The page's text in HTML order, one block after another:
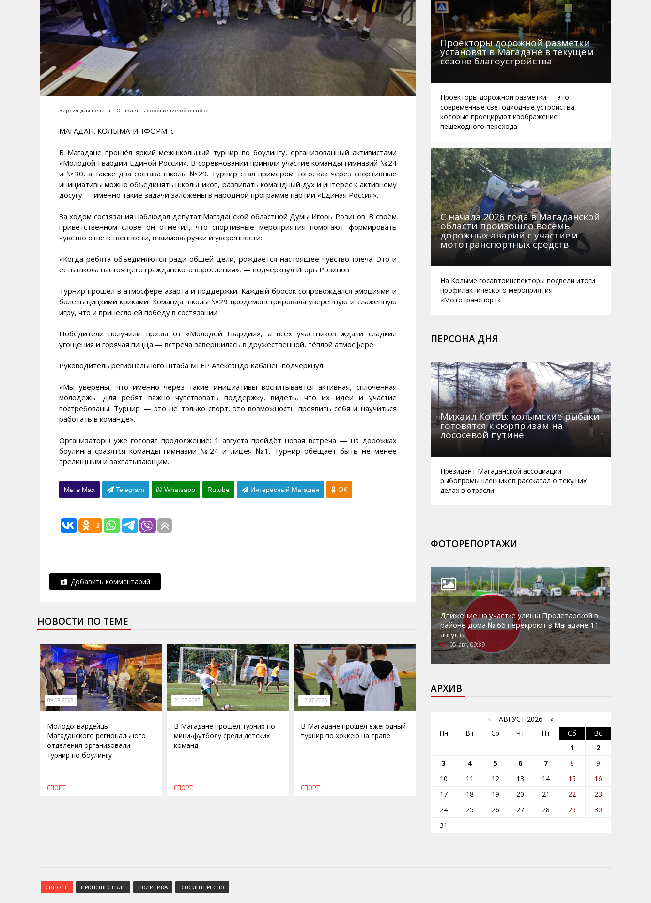
Версия для печати Отправить сообщение об ошибке
МАГАДАН. КОЛЫМА-ИНФОРМ. c
В Магадане прошёл яркий межшкольный турнир по боулингу, организованный активистами
«Молодой Гвардии Единой России». В соревновании приняли участие команды гимназий №24
и №30, а также два состава школы №29. Турнир стал примером того, как через спортивные
инициативы можно объединять школьников, развивать командный дух и интерес к активному
досугу — именно такие задачи заложены в народной программе партии «Единая Россия».
За ходом состязания наблюдал депутат Магаданской областной Думы Игорь Розинов. В своём
приветственном слове он отметил, что спортивные мероприятия помогают формировать
чувство ответственности, взаимовыручки и уверенности:
«Когда ребята объединяются ради общей цели, рождается настоящее чувство плеча. Это и
есть школа настоящего гражданского взросления», — подчеркнул Игорь Розинов.
Турнир прошёл в атмосфере азарта и поддержки. Каждый бросок сопровождался эмоциями и
болельщицкими криками. Команда школы №29 продемонстрировала уверенную и слаженную
игру, что и принесло ей победу в состязании.
Победители получили призы от «Молодой Гвардии», а всех участников ждали сладкие
угощения и горячая пицца — встреча завершилась в дружественной, тёплой атмосфере.
Руководитель регионального штаба МГЕР Александр Кабанен подчеркнул:
«Мы уверены, что именно через такие инициативы воспитывается активная, сплочённая
молодёжь. Для ребят важно чувствовать поддержку, видеть, что их идеи и участие
востребованы. Турнир — это не только спорт, это возможность проявить себя и научиться
работать в команде».
Организаторы уже готовят продолжение: 1 августа пройдёт новая встреча — на дорожках
боулинга сразятся команды гимназии №24 и лицея №1. Турнир обещает быть не менее
зрелищным и захватывающим.
Мы в Max Telegram Whatsapp Rutube Интересный Магадан ОК
2
Добавить комментарий
НОВОСТИ ПО ТЕМЕ
09.08.2025
Молодогвардейцы
Магаданского регионального
отделения организовали
турнир по боулингу
СПОРТ
21.07.2025
В Магадане прошёл турнир по
мини-футболу среди детских
команд
СПОРТ
12.07.2025
В Магадане прошёл ежегодный
турнир по хоккею на траве
СПОРТ
Проекторы дорожной разметки
установят в Магадане в текущем
сезоне благоустройства
Проекторы дорожной разметки — это
современные светодиодные устройства,
которые проецируют изображение
пешеходного перехода
С начала 2026 года в Магаданской
области произошло восемь
дорожных аварий с участием
мототранспортных средств
На Колыме госавтоинспекторы подвели итоги
профилактического мероприятия
«Мототранспорт»
ПЕРСОНА ДНЯ
Михаил Котов: колымские рыбаки
готовятся к сюрпризам на
лососевой путине
Президент Магаданской ассоциации
рыбопромышленников рассказал о текущих
делах в отрасли
ФОТОРЕПОРТАЖИ
Движение на участке улицы Пролетарской в
районе дома № 66 перекроют в Магадане 11
августа
05-авг, 09:39
АРХИВ
« АВГУСТ 2026 »
Пн
Вт Ср Чт Пт Сб
Вс
1
2
3
4 5 6 7 8
9
10
11 12 13 14 15
16
17
18 19 20 21 22
23
24
25 26 27 28 29
30
31
СВЕЖЕЕ ПРОИСШЕСТВИЕ ПОЛИТИКА ЭТО ИНТЕРЕСНО